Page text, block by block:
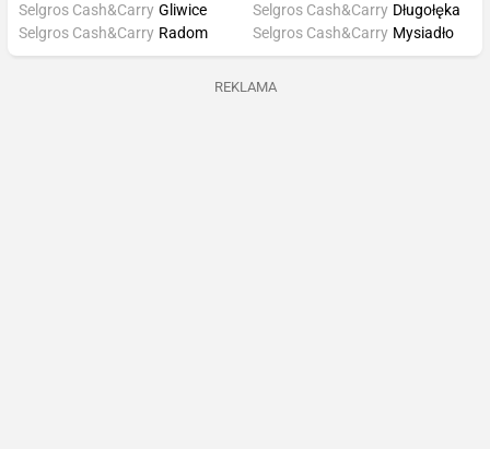
Selgros Cash&Carry Gliwice
Selgros Cash&Carry Radom
Selgros Cash&Carry Długołęka
Selgros Cash&Carry Mysiadło
REKLAMA